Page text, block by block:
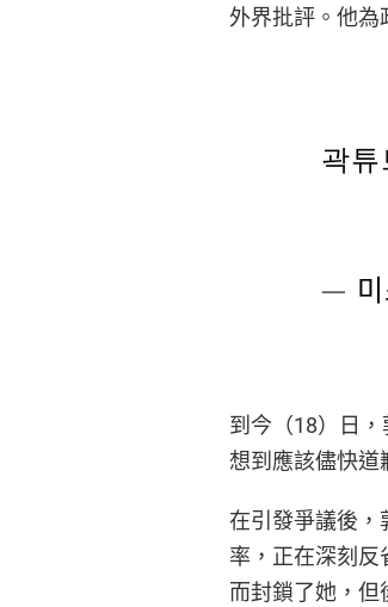
外界批評。他為
곽튜
— 미
到今（18）日
想到應該儘快道
在引發爭議後，
率，正在深刻反
而封鎖了她，